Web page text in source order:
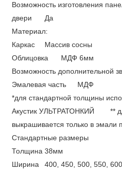
Возможность изготовления
двери
Да
Материал:
Каркас
Массив сосны
Облицовка
МДФ 6мм
Возможность дополнительной
Эмалевая часть
МДФ
*для стандартной толщины
Акустик УЛЬТРАТОНКИЙ
**
выкрашивается только в эмали
Стандартные размеры
Толщина 38мм
Ширина
400, 450, 500, 550,